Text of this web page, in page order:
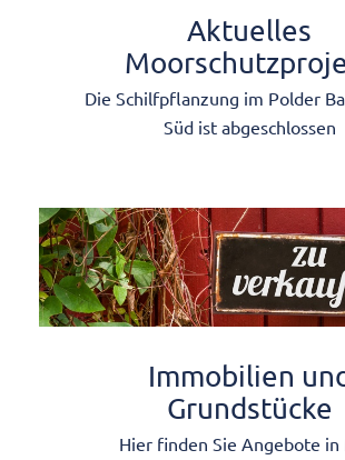
Aktuelles
Die Schilfpflanzung im Polder
Süd ist abgeschlossen
Immobilien
Grundstücke
Hier finden Sie Angebote in